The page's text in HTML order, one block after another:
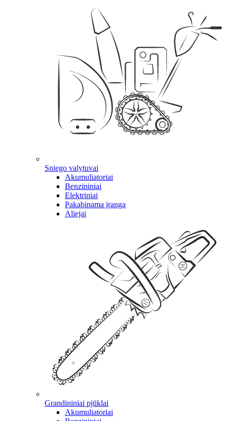
Sniego valytuvai
Akumuliatoriai
Benzininiai
Elektriniai
Pakabinama įranga
Aliejai
Grandininiai pjūklai
Akumuliatoriai